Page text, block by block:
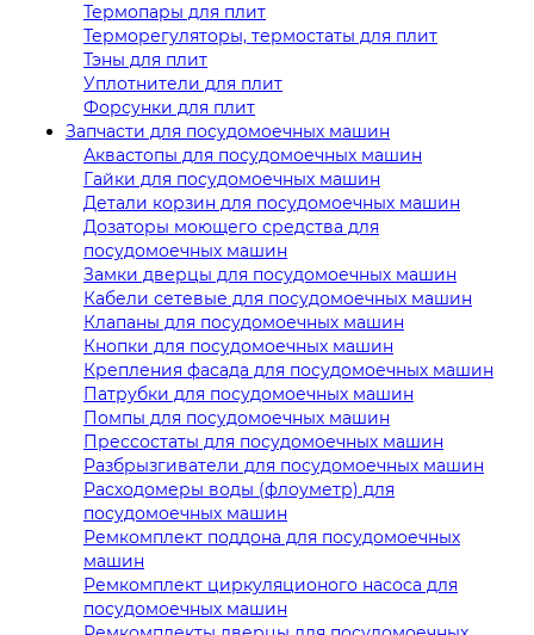
Термопары для плит
Терморегуляторы, термостаты для плит
Тэны для плит
Уплотнители для плит
Форсунки для плит
Запчасти для посудомоечных машин
Аквастопы для посудомоечных машин
Гайки для посудомоечных машин
Детали корзин для посудомоечных машин
Дозаторы моющего средства для
посудомоечных машин
Замки дверцы для посудомоечных машин
Кабели сетевые для посудомоечных машин
Клапаны для посудомоечных машин
Кнопки для посудомоечных машин
Крепления фасада для посудомоечных машин
Патрубки для посудомоечных машин
Помпы для посудомоечных машин
Прессостаты для посудомоечных машин
Разбрызгиватели для посудомоечных машин
Расходомеры воды (флоуметр) для
посудомоечных машин
Ремкомплект поддона для посудомоечных
машин
Ремкомплект циркуляционого насоса для
посудомоечных машин